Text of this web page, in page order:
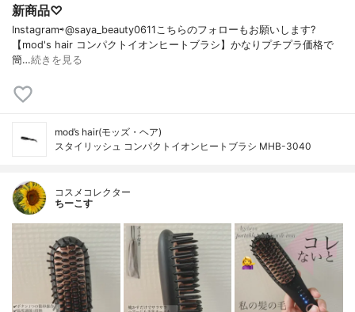
新商品♡
Instagram⇨@saya_beauty0611こちらのフォローもお願いします?
【mod's hair コンパクトイオンヒートブラシ】かなりプチプラ価格で
簡…続きを見る
mod’s hair(モッズ・ヘア)
スタイリッシュ コンパクトイオンヒートブラシ MHB-3040
コスメコレクター
ちーこす